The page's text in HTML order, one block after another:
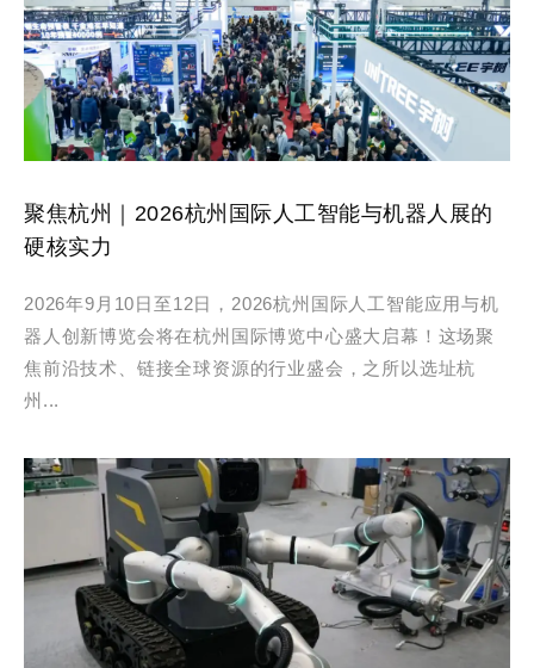
聚焦杭州｜2026杭州国际人工智能与机器人展的
硬核实力
2026年9月10日至12日，2026杭州国际人工智能应用与机
器人创新博览会将在杭州国际博览中心盛大启幕！这场聚
焦前沿技术、链接全球资源的行业盛会，之所以选址杭
州...